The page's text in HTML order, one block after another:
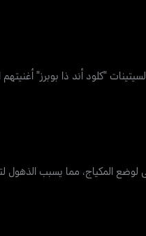
"كلود أند ذا بوبرز"
لوضع المكياج، مما يسبب الذهول